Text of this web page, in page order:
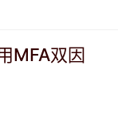
MFA双因